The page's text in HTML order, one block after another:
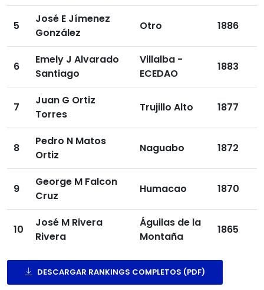
5
José E Jímenez
González
Otro 1886
6
Emely J Alvarado
Santiago
Villalba -
ECEDAO
1883
7
Juan G Ortiz
Torres
Trujillo Alto 1877
8
Pedro N Matos
Ortiz
Naguabo 1872
9
George M Falcon
Cruz
Humacao 1870
10
José M Rivera
Rivera
Águilas de la
Montaña
1865
DESCARGAR RANKINGS COMPLETOS (PDF)